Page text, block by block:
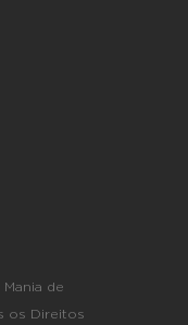
de
os Direitos